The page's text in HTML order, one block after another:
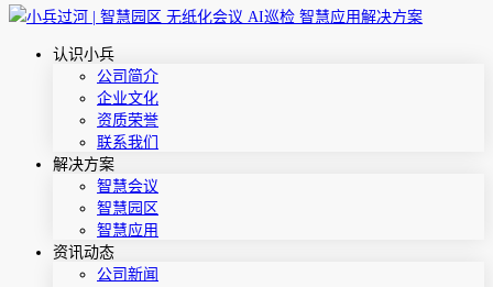
认识小兵
公司简介
企业文化
资质荣誉
联系我们
解决方案
智慧会议
智慧园区
智慧应用
资讯动态
公司新闻